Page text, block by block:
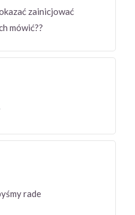
zainicjować
mówić??
rade